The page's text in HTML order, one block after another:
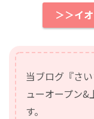
＞＞イ
当ブログ『さ
ューオープン&
す。